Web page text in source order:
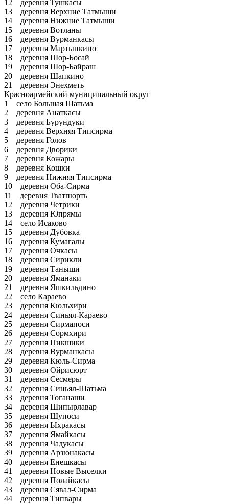
12 деревня Тушкасы
13 деревня Верхние Татмыши
14 деревня Нижние Татмыши
15 деревня Вотланы
16 деревня Вурманкасы
17 деревня Мартынкино
18 деревня Шор-Босай
19 деревня Шор-Байраш
20 деревня Шапкино
21 деревня Энехметь
Красноармейский муниципальный округ
1 село Большая Шатьма
2 деревня Анаткасы
3 деревня Бурундуки
4 деревня Верхняя Типсирма
5 деревня Голов
6 деревня Дворики
7 деревня Кожары
8 деревня Кошки
9 деревня Нижняя Типсирма
10 деревня Оба-Сирма
11 деревня Тватпюрть
12 деревня Четрики
13 деревня Юпрямы
14 село Исаково
15 деревня Дубовка
16 деревня Кумагалы
17 деревня Очкасы
18 деревня Сирикли
19 деревня Таныши
20 деревня Яманаки
21 деревня Яшкильдино
22 село Караево
23 деревня Кюльхири
24 деревня Синьял-Караево
25 деревня Сирмапоси
26 деревня Сормхири
27 деревня Пикшики
28 деревня Вурманкасы
29 деревня Кюль-Сирма
30 деревня Ойрисюрт
31 деревня Сесмеры
32 деревня Синьял-Шатьма
33 деревня Тоганаши
34 деревня Шипырлавар
35 деревня Шупоси
36 деревня Ыхракасы
37 деревня Ямайкасы
38 деревня Чадукасы
39 деревня Арзюнакасы
40 деревня Енешкасы
41 деревня Новые Выселки
42 деревня Полайкасы
43 деревня Сявал-Сирма
44 деревня Типвары